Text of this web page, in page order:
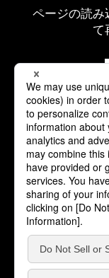
ページの読み
て